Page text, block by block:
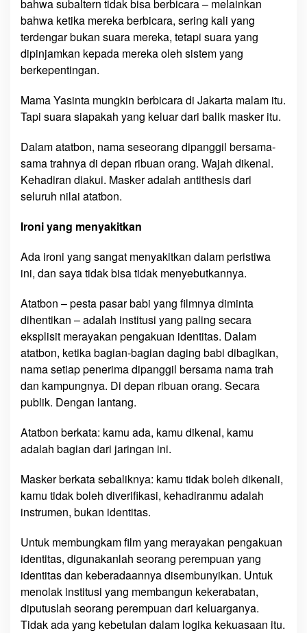
bahwa subaltern tidak bisa berbicara – melainkan
bahwa ketika mereka berbicara, sering kali yang
terdengar bukan suara mereka, tetapi suara yang
dipinjamkan kepada mereka oleh sistem yang
berkepentingan.
Mama Yasinta mungkin berbicara di Jakarta malam itu.
Tapi suara siapakah yang keluar dari balik masker itu.
Dalam atatbon, nama seseorang dipanggil bersama-
sama trahnya di depan ribuan orang. Wajah dikenal.
Kehadiran diakui. Masker adalah antithesis dari
seluruh nilai atatbon.
Ironi yang menyakitkan
Ada ironi yang sangat menyakitkan dalam peristiwa
ini, dan saya tidak bisa tidak menyebutkannya.
Atatbon – pesta pasar babi yang filmnya diminta
dihentikan – adalah institusi yang paling secara
eksplisit merayakan pengakuan identitas. Dalam
atatbon, ketika bagian-bagian daging babi dibagikan,
nama setiap penerima dipanggil bersama nama trah
dan kampungnya. Di depan ribuan orang. Secara
publik. Dengan lantang.
Atatbon berkata: kamu ada, kamu dikenal, kamu
adalah bagian dari jaringan ini.
Masker berkata sebaliknya: kamu tidak boleh dikenali,
kamu tidak boleh diverifikasi, kehadiranmu adalah
instrumen, bukan identitas.
Untuk membungkam film yang merayakan pengakuan
identitas, digunakanlah seorang perempuan yang
identitas dan keberadaannya disembunyikan. Untuk
menolak institusi yang membangun kekerabatan,
diputuslah seorang perempuan dari keluarganya.
Tidak ada yang kebetulan dalam logika kekuasaan itu.